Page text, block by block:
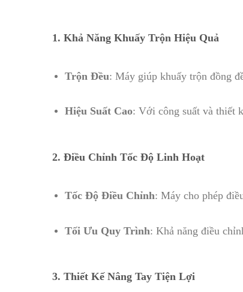
1. Khả Năng Khuấy Trộn Hiệu Quả
Trộn Đều: Máy giúp khuấy trộn đồng
Hiệu Suất Cao: Với công suất và thiết
2. Điều Chỉnh Tốc Độ Linh Hoạt
Tốc Độ Điều Chỉnh: Máy cho phép
Tối Ưu Quy Trình: Khả năng điều
3. Thiết Kế Nâng Tay Tiện Lợi